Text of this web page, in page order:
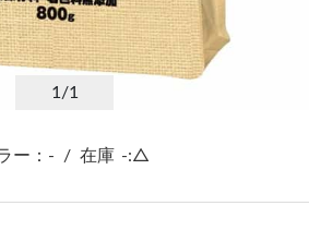
1/1
ー：- / 在庫 -:△